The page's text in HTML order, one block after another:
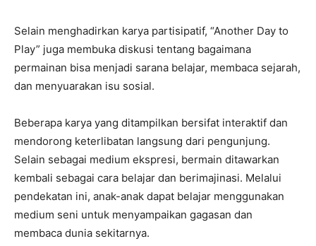
Selain menghadirkan karya partisipatif, “Another Day to
Play” juga membuka diskusi tentang bagaimana
permainan bisa menjadi sarana belajar, membaca sejarah,
dan menyuarakan isu sosial.
Beberapa karya yang ditampilkan bersifat interaktif dan
mendorong keterlibatan langsung dari pengunjung.
Selain sebagai medium ekspresi, bermain ditawarkan
kembali sebagai cara belajar dan berimajinasi. Melalui
pendekatan ini, anak-anak dapat belajar menggunakan
medium seni untuk menyampaikan gagasan dan
membaca dunia sekitarnya.